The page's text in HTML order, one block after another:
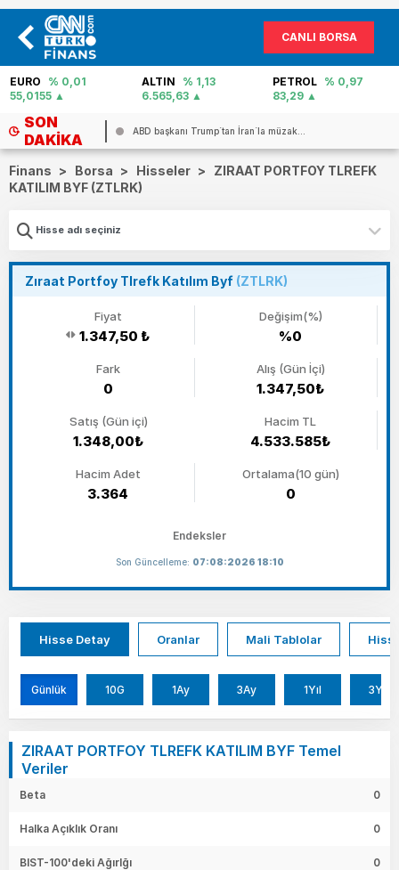
CANLI BORSA
EURO
% 0,01
55,0155
ALTIN
% 1,13
6.565,63
PETROL % 0,97
83,29
SON
DAKIKA
ABD başkanı Trump`tan İran`la müzak...
Finans > Borsa > Hisseler >
ZIRAAT PORTFOY TLREFK
KATILIM BYF (ZTLRK)
Zıraat Portfoy Tlrefk Katılım Byf (ZTLRK)
Fiyat
1.347,50 ₺
Değişim(%)
%0
Fark
0
Alış (Gün İçi)
1.347,50₺
Satış (Gün içi)
1.348,00₺
Hacim TL
4.533.585₺
Hacim Adet
3.364
Ortalama(10 gün)
0
Endeksler
Son Güncelleme: 07:08:2026 18:10
Hisse Detay Oranlar Mali Tablolar
Günlük 10G 1Ay 3Ay 1Yıl 3Yıl
ZIRAAT PORTFOY TLREFK KATILIM BYF Temel
Veriler
Beta 0
Halka Açıklık Oranı 0
BIST-100'deki Ağırlğı 0